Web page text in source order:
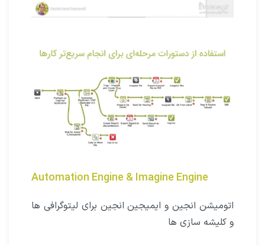
Automation Engine & Imagine Engine
اتومیشن‌ انجین و ایمیجین‌ انجین برای لیتوگرافی‌ ها
و کلیشه‌ سازی‌ ها